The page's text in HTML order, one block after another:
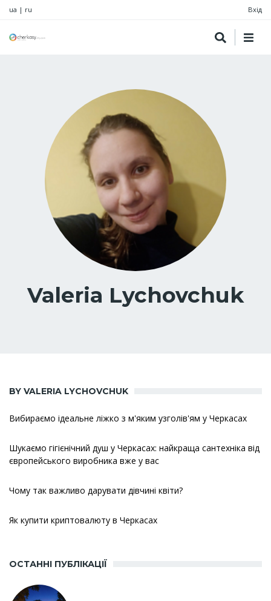
ua | ru Вхід
Valeria Lychovchuk
BY VALERIA LYCHOVCHUK
Вибираємо ідеальне ліжко з м'яким узголів'ям у Черкасах
Шукаємо гігієнічний душ у Черкасах: найкраща сантехніка від
європейського виробника вже у вас
Чому так важливо дарувати дівчині квіти?
Як купити криптовалюту в Черкасах
ОСТАННІ ПУБЛІКАЦІЇ